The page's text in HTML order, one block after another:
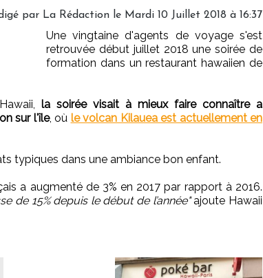
par La Rédaction le Mardi 10 Juillet 2018 à 16:37
Une vingtaine d'agents de voyage s'est
retrouvée début juillet 2018 une soirée de
formation dans un restaurant hawaiien de
la soirée visait à mieux faire connaître a
sur l'île, où le volcan Kilauea est actuellement en
typiques dans une ambiance bon enfant.
a augmenté de 3% en 2017 par rapport à 2016.
de 15% depuis le début de l’année"ajoute Hawaii